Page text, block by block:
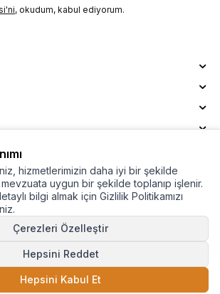
SEPETE EKLE
, okudum, kabul ediyorum.
hizmetlerimizin daha iyi bir şekilde
mevzuata uygun bir şekilde toplanıp işlenir.
bilgi almak için Gizlilik Politikamızı
Çerezleri Özelleştir
Hepsini Reddet
Hepsini Kabul Et